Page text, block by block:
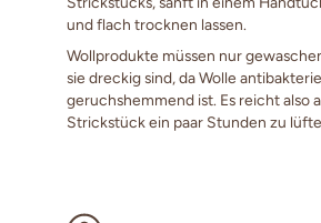
und flach trocknen lassen.
Wollprodukte müssen nur
sie dreckig sind, da Wolle
geruchshemmend ist. Es reicht also
Strickstück ein paar Stunden zu